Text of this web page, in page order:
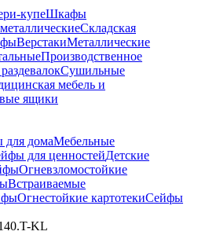
купеШкафы
Складская
ВерстакиМеталлические
Производственное
Сушильные
мебель и
ящики
домаМебельные
для ценностейДетские
Огневзломостойкие
Встраиваемые
Огнестойкие картотекиСейфы
KL